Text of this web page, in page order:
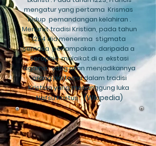
mengatur yang pertama Krismas
hidup pemandangan kelahiran .
Menurut tradisi Kristian, pada tahun
1224 dia menerima stigmata
semasapenampakan daripada a
Seraphicmalaikat di a ekstasi
agama,yang akan menjadikannya
orang pertama dalam tradisi
Kristian yang menanggung luka
Nafsu Kristus.(Wikipedia)